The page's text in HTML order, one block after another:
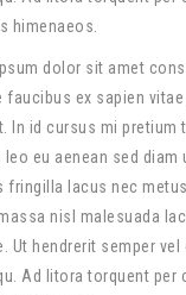
himenaeos.
ipsum dolor sit amet
faucibus ex sapien
In id cursus mi pretium
leo eu aenean sed diam
fringilla lacus nec
nisl malesuada
Ut hendrerit semper
Ad litora torquent per